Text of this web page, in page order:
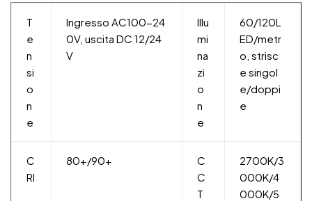
T
e
n
si
o
n
e
Ingresso AC100-24
0V, uscita DC 12/24
V
Illu
mi
na
zi
o
n
e
60/120L
ED/metr
o, strisc
e singol
e/doppi
e
C
RI
80+/90+
C
C
T
2700K/3
000K/4
000K/5